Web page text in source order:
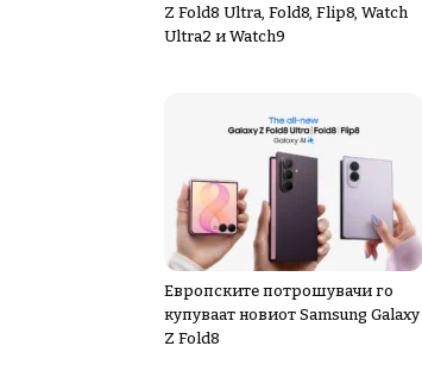
Z Fold8 Ultra, Fold8, Flip8, Watch
Ultra2 и Watch9
Европските потрошувачи го
купуваат новиот Samsung Galaxy
Z Fold8